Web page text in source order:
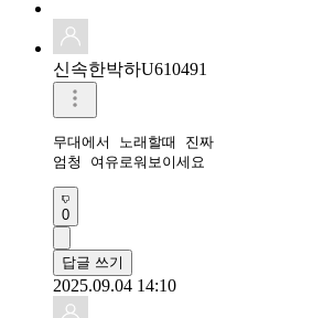
신속한박하U610491
무대에서 노래할때 진짜
엄청 여유로워보이세요
0
답글 쓰기
2025.09.04 14:10